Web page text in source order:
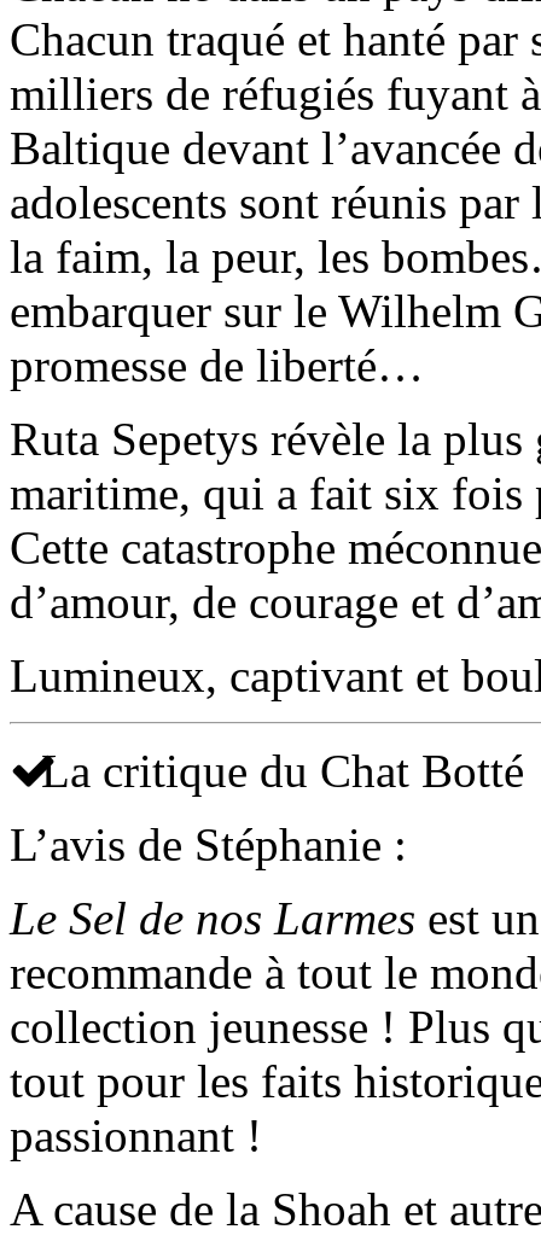
Chacun traqué et hanté
milliers de réfugiés fuyant
Baltique devant l’avancée
adolescents sont réunis
la faim, la peur, les
embarquer sur le Wilhelm
promesse de liberté…
Ruta Sepetys révèle la
maritime, qui a fait six fois
Cette catastrophe
d’amour, de courage et
Lumineux, captivant et
La critique du Chat Botté
L’avis de Stéphanie :
Le Sel de nos Larmes est
recommande à tout le
collection jeunesse ! Plus
tout pour les faits
passionnant !
A cause de la Shoah et